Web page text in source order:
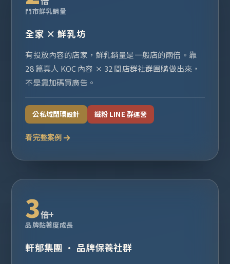
門市鮮乳銷量
全家 × 鮮乳坊
有投放內容的店家，鮮乳銷量是一般店的兩倍。靠
28 篇真人 KOC 內容 × 32 間店群社群團購做出來，
不是靠加碼買廣告。
公私域閉環設計 鐵粉 LINE 群運營
看完整案例
3倍+
品牌黏著度成長
軒郁集團 · 品牌保養社群